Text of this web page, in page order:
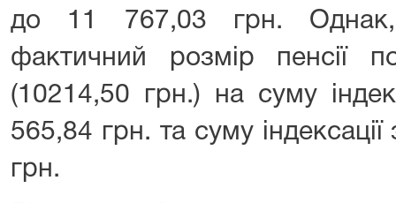
до 11 767,03 грн. Однак,
фактичний розмір пенсії
(10214,50 грн.) на суму
565,84 грн. та суму
грн.